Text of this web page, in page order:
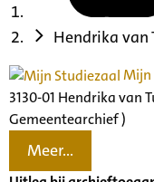
Hendrika van
Mijn
3130-01 Hendrika van
Gemeentearchief )
Meer...